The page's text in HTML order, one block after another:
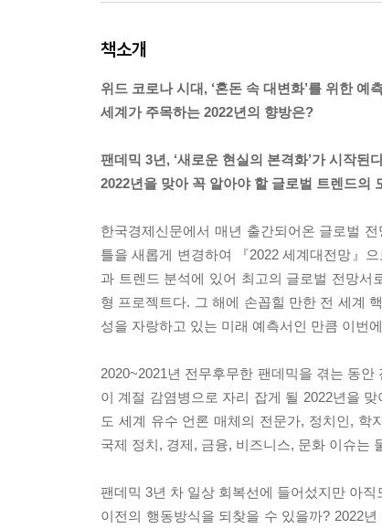
책소개
위드 코로나 시대, ‘혼돈 속 대변화’를 위한 예
세계가 주목하는 2022년의 향방은?
팬데믹 3년, ‘새로운 현실의 본격화’가 시작된
2022년을 맞아 꼭 알아야 할 글로벌 트렌드의
한국경제신문에서 매년 출간되어온 글로벌 전
틀을 새롭게 변경하여 『2022 세계대전망』
과 트렌드 분석에 있어 최고의 글로벌 전망서
형 프로젝트다. 그 해에 손꼽힐 만한 전 세계
성을 자랑하고 있는 미래 예측서인 만큼 이번
2020~2021년 전무후무한 팬데믹을 겪는 동
이 계절 감염병으로 자리 잡게 될 2022년을
도 세계 유수 언론 매체의 전문가, 정치인, 학
국제 정치, 경제, 금융, 비즈니스, 문화 이슈는
팬데믹 3년 차 일상 회복선에 들어섰지만 아
이전의 행동방식을 되찾을 수 있을까? 2022